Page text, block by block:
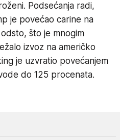
Podsećanja radi,
je povećao carine na
što je mnogim
izvoz na američko
je uzvratio povećanjem
do 125 procenata.